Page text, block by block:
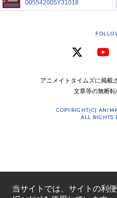
005542005Y31018
アニメイトタイムズに掲載
文章等の無断
COPYRIGHT(C)
ALL RIGHTS
当サイトでは、サイトの利